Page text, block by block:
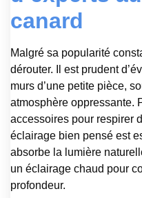
canard
Malgré sa popularité
dérouter. Il est prudent
murs d’une petite pièce,
atmosphère oppressante.
accessoires pour respirer
éclairage bien pensé est
absorbe la lumière
un éclairage chaud pour
profondeur.